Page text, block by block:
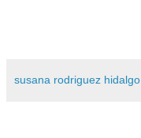
susana rodriguez hidalgo